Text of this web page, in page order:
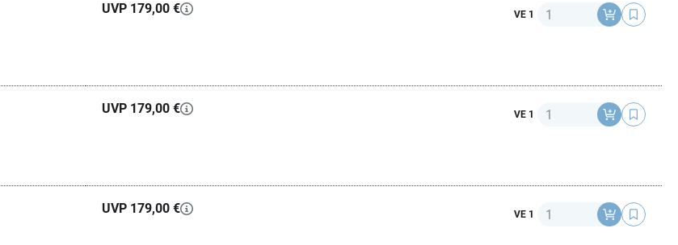
UVP 179,00 € VE 1 Anzahl
UVP 179,00 € VE 1 Anzahl
UVP 179,00 € VE 1 Anzahl